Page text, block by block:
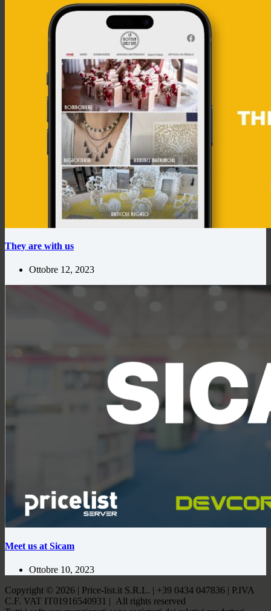
They are with us
Ottobre 12, 2023
Meet us at Sicam
Ottobre 10, 2023
Copyright © 2026 | Price-list.it S.R.L. | +39 0434 047836 | P.IVA
C.F. VAT IT01916540931 | All rights reserved